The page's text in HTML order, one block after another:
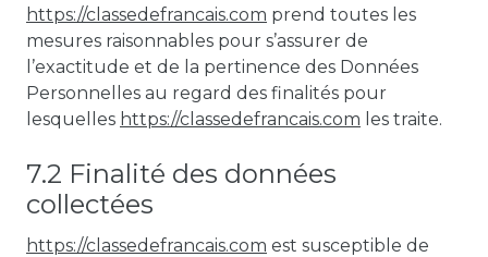
https://classedefrancais.com prend toutes les
mesures raisonnables pour s’assurer de
l’exactitude et de la pertinence des Données
Personnelles au regard des finalités pour
lesquelles https://classedefrancais.com les traite.
7.2 Finalité des données
collectées
https://classedefrancais.com est susceptible de